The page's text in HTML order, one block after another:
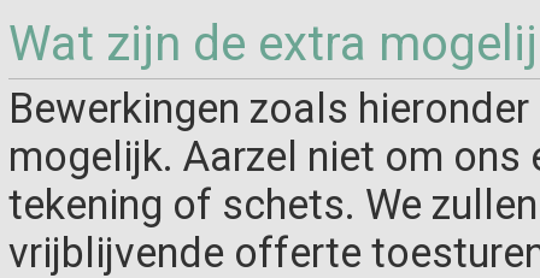
Wat zijn de extra
Bewerkingen zoals
mogelijk. Aarzel niet om ons
tekening of schets. We
vrijblijvende offerte